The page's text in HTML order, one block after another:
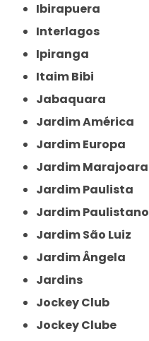
Ibirapuera
Interlagos
Ipiranga
Itaim Bibi
Jabaquara
Jardim América
Jardim Europa
Jardim Marajoara
Jardim Paulista
Jardim Paulistano
Jardim São Luiz
Jardim Ângela
Jardins
Jockey Club
Jockey Clube